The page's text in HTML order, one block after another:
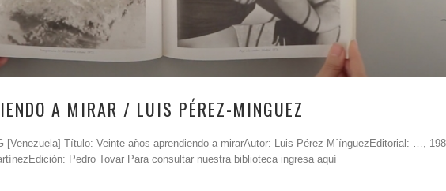
A MIRAR / LUIS PÉREZ-MINGUEZ
[Venezuela] Título: Veinte años aprendiendo a mirarAutor: Luis Pérez-M´ínguezEditorial: …,
Pedro Tovar Para consultar nuestra biblioteca ingresa aquí